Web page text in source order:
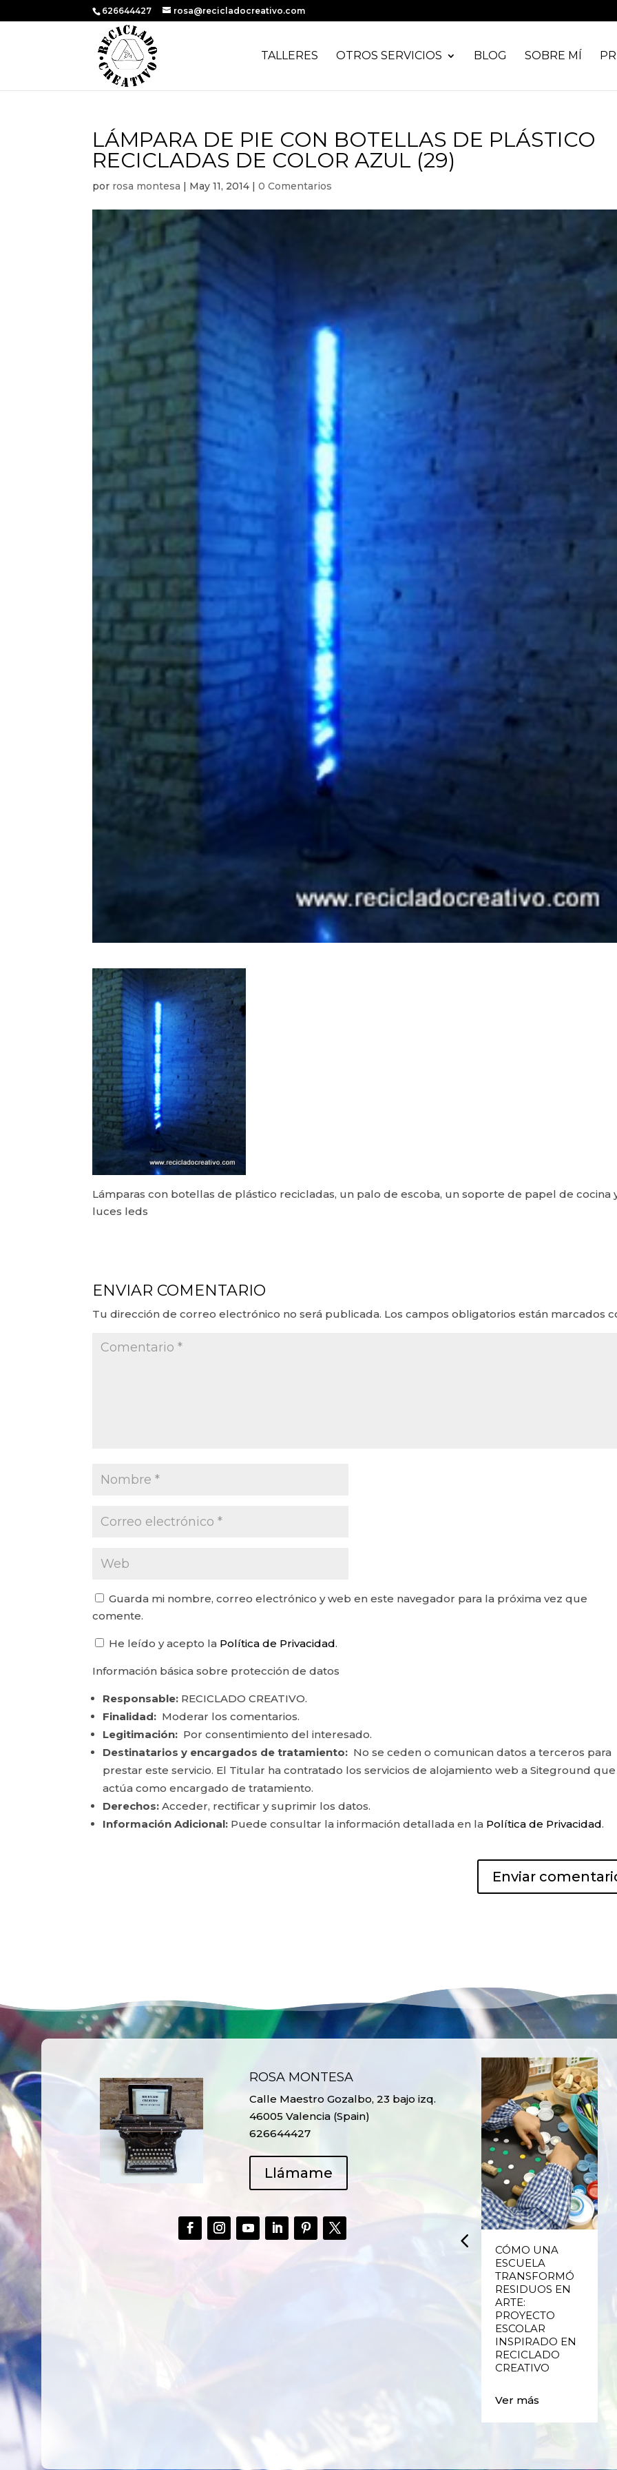
626644427 rosa@recicladocreativo.com
TALLERES OTROS SERVICIOS BLOG SOBRE MÍ
LÁMPARA DE PIE CON BOTELLAS DE PLÁSTICO
RECICLADAS DE COLOR AZUL (29)
por rosa montesa | May 11, 2014 |0 Comentarios
Lámparas con botellas de plástico recicladas, un palo de escoba, un soporte de papel de cocina
luces leds
ENVIAR COMENTARIO
Tu dirección de correo electrónico no será publicada. Los campos obligatorios están marcados
Guarda mi nombre, correo electrónico y web en este navegador para la próxima vez que
comente.
He leído y acepto la Política de Privacidad.
Información básica sobre protección de datos
Responsable: RECICLADO CREATIVO.
Finalidad: Moderar los comentarios.
Legitimación: Por consentimiento del interesado.
Destinatarios y encargados de tratamiento: No se ceden o comunican datos a terceros para
prestar este servicio. El Titular ha contratado los servicios de alojamiento web a Siteground que
actúa como encargado de tratamiento.
Derechos: Acceder, rectificar y suprimir los datos.
Información Adicional: Puede consultar la información detallada en la Política de Privacidad.
ROSA MONTESA
Calle Maestro Gozalbo, 23 bajo izq.
46005 Valencia (Spain)
626644427
Llámame
RECICLADO EN
CÓMO UNA
ESCUELA
TRANSFORMÓ
RESIDUOS EN
ARTE:
PROYECTO
ESCOLAR
INSPIRADO EN
RECICLADO
CREATIVO
Ver más